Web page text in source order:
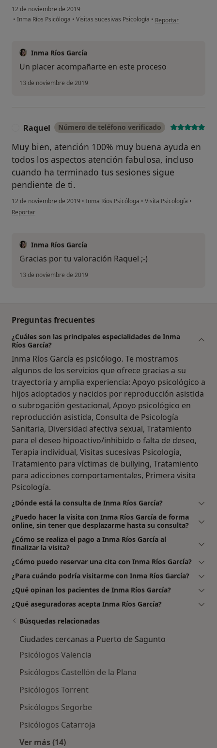
12 de noviembre de 2019
• Inma Ríos Psicóloga • Visitas sucesivas Psicología • en opinión del usuario
Reportar
Inma Ríos García
Un placer acompañarte en este proceso
13 de noviembre de 2019
Raquel Número de teléfono verificado
Muy bien, atención 100% muy buena ayuda en
todos los aspectos atención fabulosa, incluso
cuando ha terminado tus sesiones sigue
pendiente de ti.
12 de noviembre de 2019 • Inma Ríos Psicóloga • Visita Psicología •
en opinión del usuario Raquel
Reportar
Inma Ríos García
Gracias por tu valoración Raquel ;-)
13 de noviembre de 2019
Preguntas frecuentes
¿Cuáles son las principales especialidades de Inma
Ríos García?
Inma Ríos García es psicólogo. Te mostramos
algunos de los servicios que ofrece gracias a su
trayectoria y amplia experiencia: Apoyo psicológico a
hijos adoptados y nacidos por reproducción asistida
o subrogación gestacional, Apoyo psicológico en
reproducción asistida, Consulta de Psicología
Sanitaria, Diversidad afectiva sexual, Tratamiento
para el deseo hipoactivo/inhibido o falta de deseo,
Terapia individual, Visitas sucesivas Psicología,
Tratamiento para víctimas de bullying, Tratamiento
para adicciones comportamentales, Primera visita
Psicología.
¿Dónde está la consulta de Inma Ríos García?
¿Puedo hacer la visita con Inma Ríos García de forma
online, sin tener que desplazarme hasta su consulta?
¿Cómo se realiza el pago a Inma Ríos García al
finalizar la visita?
¿Cómo puedo reservar una cita con Inma Ríos García?
¿Para cuándo podría visitarme con Inma Ríos García?
¿Qué opinan los pacientes de Inma Ríos García?
¿Qué aseguradoras acepta Inma Ríos García?
Búsquedas relacionadas
Ciudades cercanas a Puerto de Sagunto
Psicólogos Valencia
Psicólogos Castellón de la Plana
Psicólogos Torrent
Psicólogos Segorbe
Psicólogos Catarroja
Ver más (14)